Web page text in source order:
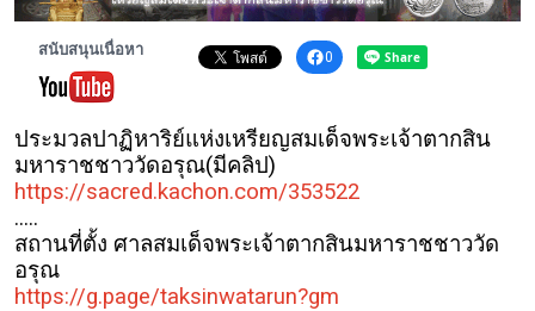
ติดต่อ
สนับสนุนเนื่อหา 0
ประมวลปาฏิหาริย์แห่งเหรียญสมเด็จพระเจ้าตากสิน
มหาราชชาววัดอรุณ(มีคลิป)
https://sacred.kachon.com/353522
.....
สถานที่ตั้ง ศาลสมเด็จพระเจ้าตากสินมหาราชชาววัด
อรุณ
https://g.page/taksinwatarun?gm